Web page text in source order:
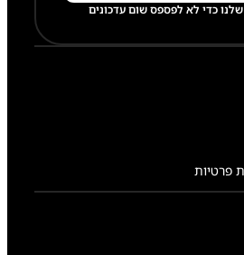
שלנו כדי לא לפספס שום עדכונים
פרטיות